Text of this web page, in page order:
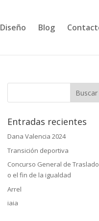
Diseño Blog
Entradas recientes
Dana Valencia 2024
Transición deportiva
Concurso General de
o el fin de la igualdad
Arrel
iaia